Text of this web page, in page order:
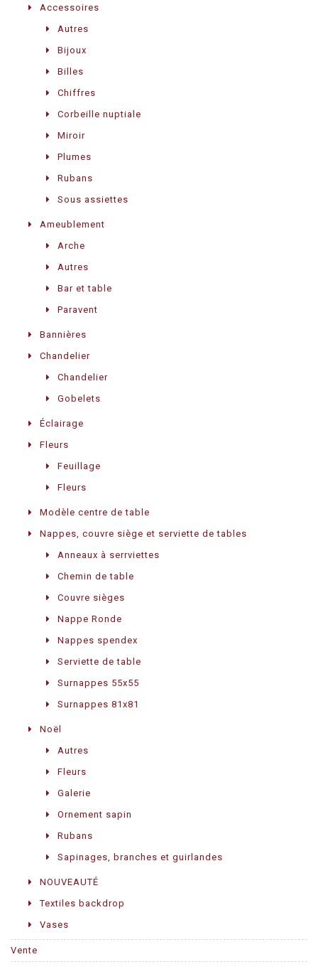
Accessoires
Autres
Bijoux
Billes
Chiffres
Corbeille nuptiale
Miroir
Plumes
Rubans
Sous assiettes
Ameublement
Arche
Autres
Bar et table
Paravent
Bannières
Chandelier
Chandelier
Gobelets
Éclairage
Fleurs
Feuillage
Fleurs
Modèle centre de table
Nappes, couvre siège et serviette de tables
Anneaux à serrviettes
Chemin de table
Couvre sièges
Nappe Ronde
Nappes spendex
Serviette de table
Surnappes 55x55
Surnappes 81x81
Noël
Autres
Fleurs
Galerie
Ornement sapin
Rubans
Sapinages, branches et guirlandes
NOUVEAUTÉ
Textiles backdrop
Vases
Vente